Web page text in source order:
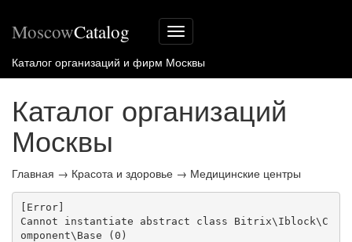
Меню
сайта
MoscowCatalog
Каталог организаций и фирм Москвы
Каталог организаций
Москвы
Главная → Красота и здоровье → Медицинские центры
[Error]
Cannot instantiate abstract class Bitrix\Iblock\C
omponent\Base (0)